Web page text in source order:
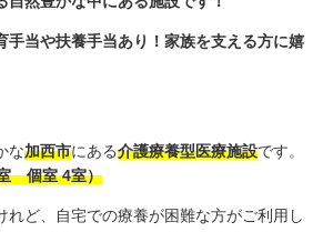
当や扶養手当あり！家族を支える方に嬉
な加西市にある介護療養型医療施設です。
個室 4室）
れど、自宅での療養が困難な方がご利用し